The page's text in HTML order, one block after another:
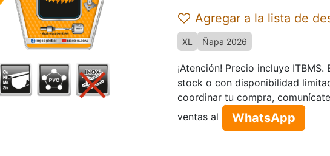
Agregar a la lista de
XL Ñapa 2026
¡Atención! Precio incluye
stock o con disponibilidad
coordinar tu compra,
ventas al
WhatsApp​​​​